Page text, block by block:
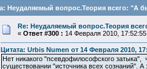
Неудаляемый вопрос.Теория всего: "А
Re: Неудаляемый вопрос.Теория
« Ответ #300 : 14 Февраля 2010,
Цитата: Urbis Numen от 14 Февраля 2010,
Нет никакого "псевдофилософского
существовании "источника всех сознаний".